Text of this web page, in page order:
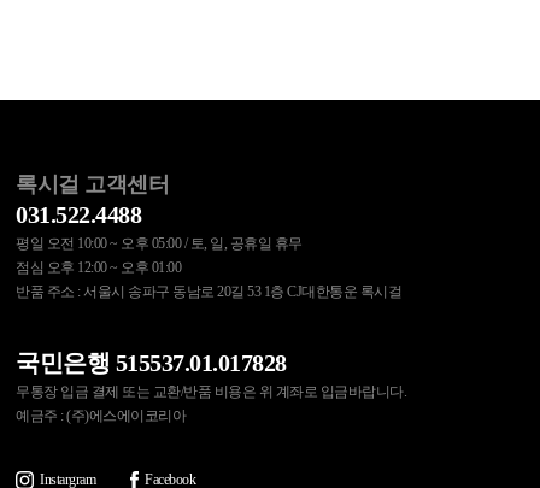
록시걸 고객센터
031.522.4488
평일 오전 10:00 ~ 오후 05:00 / 토, 일, 공휴일 휴무
점심 오후 12:00 ~ 오후 01:00
반품 주소 : 서울시 송파구 동남로 20길 53 1층 CJ대한통운 록시걸
국민은행 515537.01.017828
무통장 입금 결제 또는 교환/반품 비용은 위 계좌로 입금바랍니다.
예금주 : (주)에스에이코리아
Instargram Facebook